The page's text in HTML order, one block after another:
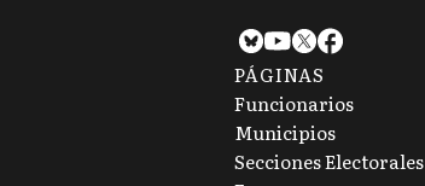
PÁGINAS
Funcionarios
Municipios
Secciones Electorales